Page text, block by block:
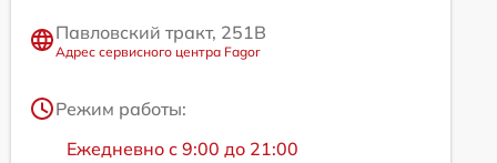
Павловский тракт, 251В
Адрес сервисного центра Fagor
Режим работы:
Ежедневно с 9:00 до 21:00